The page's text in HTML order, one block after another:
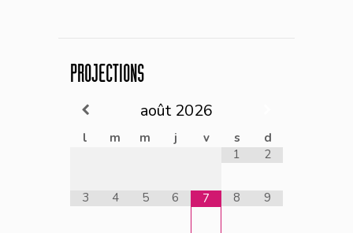
PROJECTIONS
août 2026
l m m j v s
d
1
2
3 4 5 6 7 8 9